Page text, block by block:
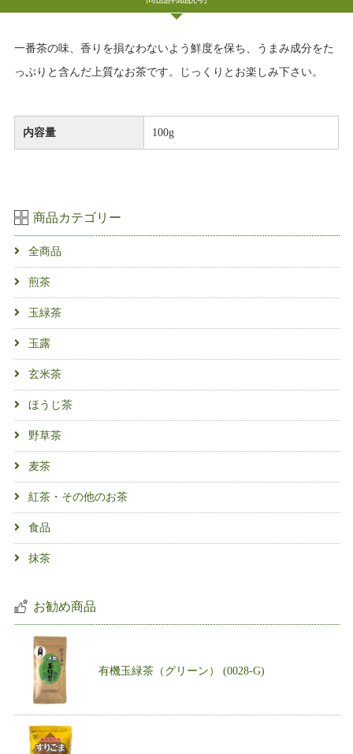
一番茶の味、香りを損なわないよう鮮度を保ち、うまみ成分をた
っぷりと含んだ上質なお茶です。じっくりとお楽しみ下さい。
内容量 100g
商品カテゴリー
全商品
煎茶
玉緑茶
玉露
玄米茶
ほうじ茶
野草茶
麦茶
紅茶・その他のお茶
食品
抹茶
お勧め商品
有機玉緑茶（グリーン） (0028-G)